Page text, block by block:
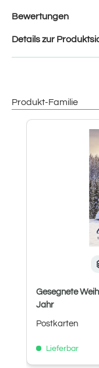
Bewertungen
Details zur
Produkt-Familie
Produktgalerie
Gesegnete
Jahr
Postkarten
Lieferbar